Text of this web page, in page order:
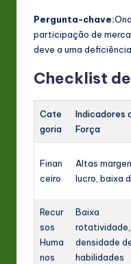
Pergunta-chave:
participação de
deve a uma
Checklist
Cate
goria
Indicadores
Força
Finan
ceiro
Altas
lucro, baixa
Recur
sos
Huma
nos
Baixa
densidade
habilidades